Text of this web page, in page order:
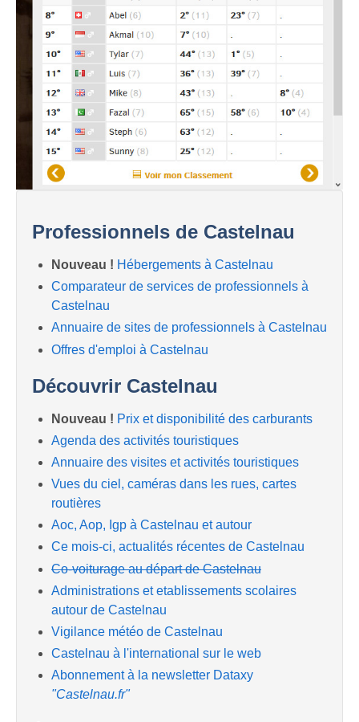
Professionnels de Castelnau
Nouveau ! Hébergements à Castelnau
Comparateur de services de professionnels à
Castelnau
Annuaire de sites de professionnels à Castelnau
Offres d'emploi à Castelnau
Découvrir Castelnau
Nouveau ! Prix et disponibilité des carburants
Agenda des activités touristiques
Annuaire des visites et activités touristiques
Vues du ciel, caméras dans les rues, cartes
routières
Aoc, Aop, Igp à Castelnau et autour
Ce mois-ci, actualités récentes de Castelnau
Co-voiturage au départ de Castelnau
Administrations et etablissements scolaires
autour de Castelnau
Vigilance météo de Castelnau
Castelnau à l'international sur le web
Abonnement à la newsletter Dataxy
"Castelnau.fr"